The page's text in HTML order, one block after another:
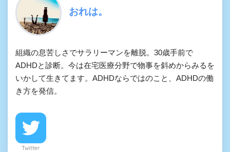
おれは。
組織の息苦しさでサラリーマンを離脱。30歳手前で
ADHDと診断。今は在宅医療分野で物事を斜めからみるを
いかして生きてます。ADHDならではのこと、ADHDの働
き方を発信。
Twitter